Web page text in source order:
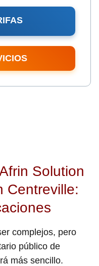
Solution
Centreville:
complejos, pero
público de
más sencillo.